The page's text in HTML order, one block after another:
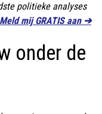
politieke analyses
Meld mij GRATIS aan ➔
onder de